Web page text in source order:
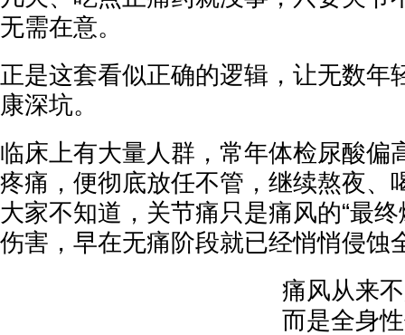
无需在意。
正是这套看似正确的逻辑，让无数年
康深坑。
临床上有大量人群，常年体检尿酸偏
疼痛，便彻底放任不管，继续熬夜、
大家不知道，关节痛只是痛风的“最
伤害，早在无痛阶段就已经悄悄侵蚀
痛风从来
而是全身